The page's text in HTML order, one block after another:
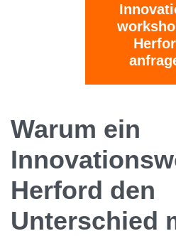
Warum ein
Herford den
Unterschied